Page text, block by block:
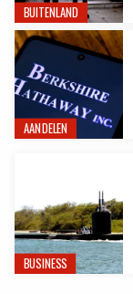
BUITENLAND
AANDELEN
BUSINESS